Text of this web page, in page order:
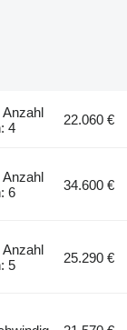
Anzahl
4
22.060 €
Anzahl
6
34.600 €
Anzahl
5
25.290 €